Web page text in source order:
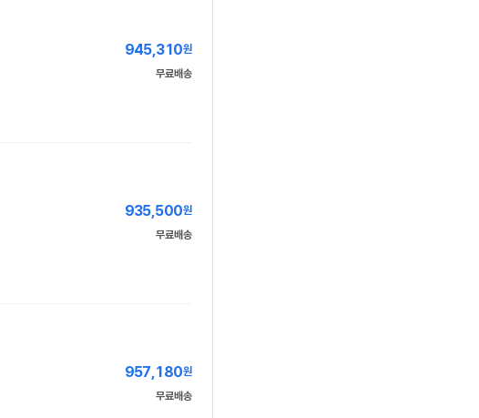
945,310원
무료배송
935,500원
무료배송
957,180원
무료배송